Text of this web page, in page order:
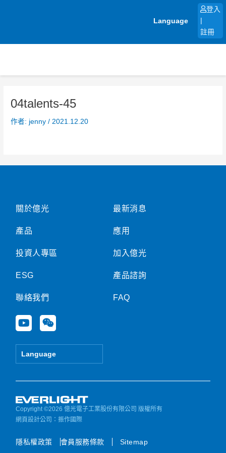
Language
登入
註冊
04talents-45
作者: jenny/ 2021.12.20
關於億光
產品
投資人專區
ESG
聯絡我們
Y
o
u
e
W
e
i
Language
最新消息
應用
加入億光
產品諮詢
FAQ
Copyright ©2026 億光電子工業股份有限公司 版權所有
網頁設計公司 ：振作國際
隱私權政策 會員服務條款 Sitemap